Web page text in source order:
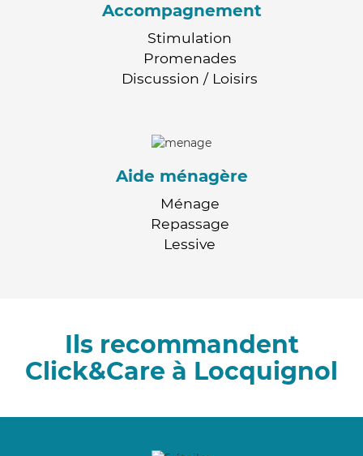
Accompagnement
Stimulation
Promenades
Discussion / Loisirs
Aide ménagère
Ménage
Repassage
Lessive
Ils recommandent
Click&Care à Locquignol